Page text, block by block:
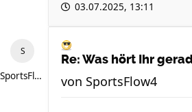
03.07.2025, 13:11
SportsFlow4
Re: Was hört Ihr
von SportsFlow4